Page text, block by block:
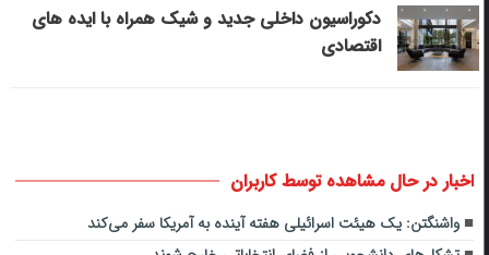
دکوراسیون داخلی جدید و شیک همراه با ایده های
اقتصادی
اخبار در حال مشاهده توسط کاربران
واشنگتن: یک هیئت اسرائیلی هفته آینده به آمریکا سفر می‌کند